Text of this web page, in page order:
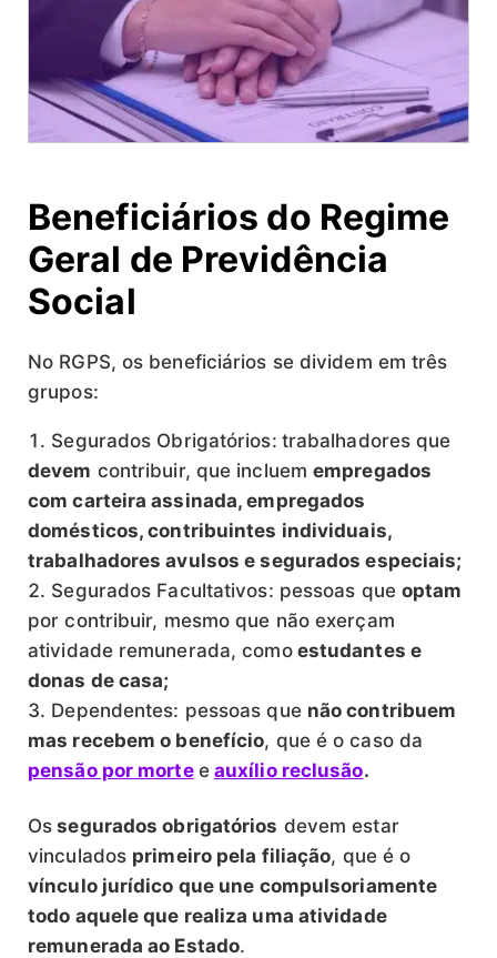
Beneficiários do Regime
Geral de Previdência
Social
No RGPS, os beneficiários se dividem em três
grupos:
Segurados Obrigatórios: trabalhadores que
devem contribuir, que incluem empregados
com carteira assinada, empregados
domésticos, contribuintes individuais,
trabalhadores avulsos e segurados especiais;
Segurados Facultativos: pessoas que optam
por contribuir, mesmo que não exerçam
atividade remunerada, comoestudantes e
donas de casa;
Dependentes: pessoas que não contribuem
mas recebem o benefício, que é o caso da
pensão por morte e auxílio reclusão.
Os segurados obrigatórios devem estar
vinculados primeiro pela filiação, que é o
vínculo jurídico que une compulsoriamente
todo aquele que realiza uma atividade
remunerada ao Estado.